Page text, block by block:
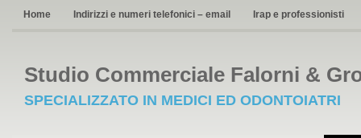
Home Indirizzi e numeri telefonici – email Irap e professionisti
Studio Commerciale Falorni &
SPECIALIZZATO IN MEDICI ED ODONTOIATRI